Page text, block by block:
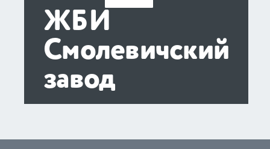
ЖБИ
Смолевичский
завод